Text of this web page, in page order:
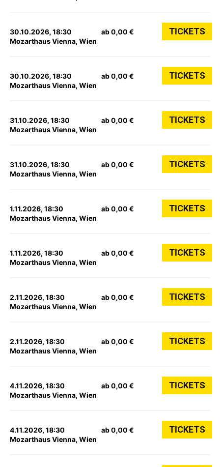
30.10.2026, 18:30
Mozarthaus Vienna, Wien
ab 0,00 € TICKETS
30.10.2026, 18:30
Mozarthaus Vienna, Wien
ab 0,00 € TICKETS
31.10.2026, 18:30
Mozarthaus Vienna, Wien
ab 0,00 € TICKETS
31.10.2026, 18:30
Mozarthaus Vienna, Wien
ab 0,00 € TICKETS
1.11.2026, 18:30
Mozarthaus Vienna, Wien
ab 0,00 € TICKETS
1.11.2026, 18:30
Mozarthaus Vienna, Wien
ab 0,00 € TICKETS
2.11.2026, 18:30
Mozarthaus Vienna, Wien
ab 0,00 € TICKETS
2.11.2026, 18:30
Mozarthaus Vienna, Wien
ab 0,00 € TICKETS
4.11.2026, 18:30
Mozarthaus Vienna, Wien
ab 0,00 € TICKETS
4.11.2026, 18:30
Mozarthaus Vienna, Wien
ab 0,00 € TICKETS